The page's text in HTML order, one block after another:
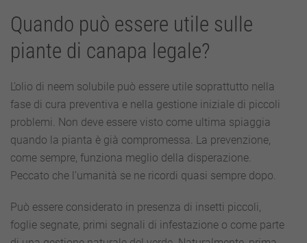
Quando può essere utile sulle
piante di canapa legale?
L’olio di neem solubile può essere utile soprattutto nella
fase di cura preventiva e nella gestione iniziale di piccoli
problemi. Non deve essere visto come ultima spiaggia
quando la pianta è già compromessa. La prevenzione,
come sempre, funziona meglio della disperazione.
Peccato che l’umanità se ne ricordi quasi sempre dopo.
Può essere considerato in presenza di insetti piccoli,
foglie segnate, primi segnali di infestazione o come parte